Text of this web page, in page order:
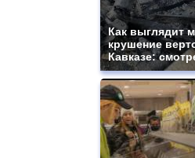
Как выглядит
крушение
Кавказе: